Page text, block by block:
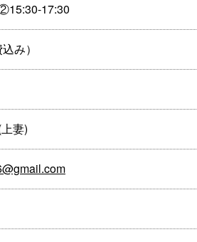
17:30
み）
妻)